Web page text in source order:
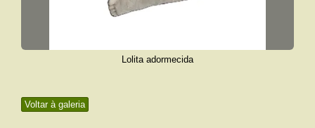
Voltar à galeria
Lolita adormecida